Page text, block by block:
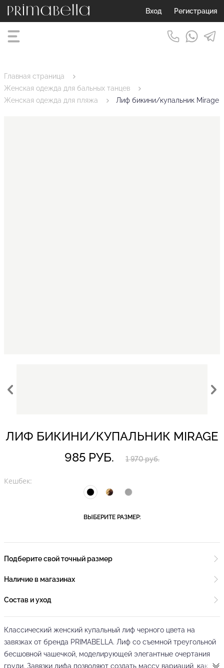
Вход Регистрация
Главная страница
Женская одежда для бальных танцев
Женская одежда для пляжа
Лиф бикини/купальник Mirage
ЛИФ БИКИНИ/КУПАЛЬНИК MIRAGE
985 РУБ.
1 970 руб.
Кешбек:
ВЫБЕРИТЕ РАЗМЕР:
Подберите свой точный размер
Наличие в магазинах
Состав и уход
Классический женский купальный лиф черного цвета на
завязках от бренда PRIMABELLA. Лиф со съемной треугольной
бесшовной чашечкой, моделирующей элегантные очертания
груди. Завязки лифа позволяют создать массу вариаций, как